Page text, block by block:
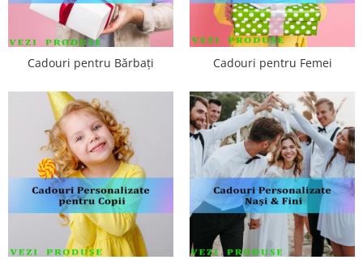
Cadouri pentru Bărbați Cadouri pentru Femei